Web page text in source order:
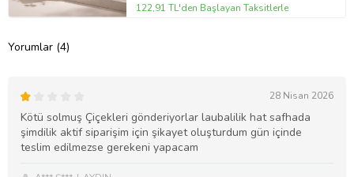
122,91 TL'den Başlayan Taksitlerle
Yorumlar (4)
28 Nisan 2026
Kötü solmuş Çiçekleri gönderiyorlar laubalilik hat safhada
şimdilik aktif siparişim için şikayet oluşturdum gün içinde
teslim edilmezse gerekeni yapacam